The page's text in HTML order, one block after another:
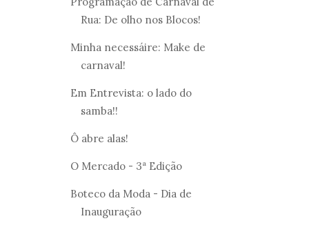
Rua: De olho nos Blocos!
Minha necessáire: Make de
carnaval!
Em Entrevista: o lado do
samba!!
Ô abre alas!
O Mercado - 3ª Edição
Boteco da Moda - Dia de
Inauguração